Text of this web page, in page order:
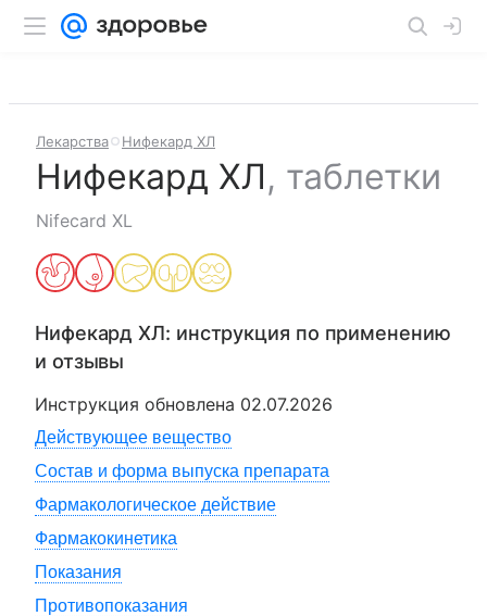
Лекарства Нифекард ХЛ
Нифекард ХЛ, таблетки
Nifecard XL
Нифекард ХЛ: инструкция по применению
и отзывы
Инструкция обновлена 02.07.2026
Действующее вещество
Состав и форма выпуска препарата
Фармакологическое действие
Фармакокинетика
Показания
Противопоказания